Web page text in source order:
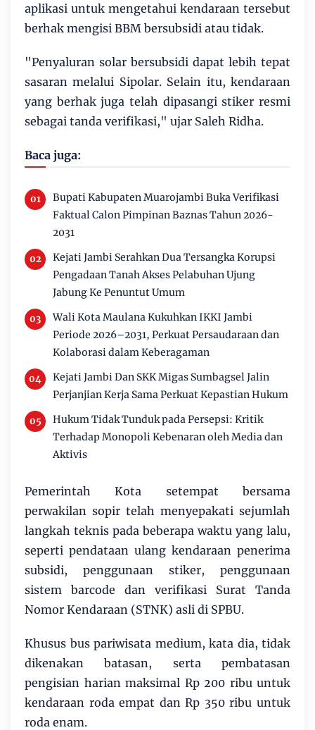
aplikasi untuk mengetahui kendaraan tersebut
berhak mengisi BBM bersubsidi atau tidak.
"Penyaluran solar bersubsidi dapat lebih tepat
sasaran melalui Sipolar. Selain itu, kendaraan
yang berhak juga telah dipasangi stiker resmi
sebagai tanda verifikasi," ujar Saleh Ridha.
Baca juga:
Bupati Kabupaten Muarojambi Buka Verifikasi
Faktual Calon Pimpinan Baznas Tahun 2026-
2031
Kejati Jambi Serahkan Dua Tersangka Korupsi
Pengadaan Tanah Akses Pelabuhan Ujung
Jabung Ke Penuntut Umum
Wali Kota Maulana Kukuhkan IKKI Jambi
Periode 2026–2031, Perkuat Persaudaraan dan
Kolaborasi dalam Keberagaman
Kejati Jambi Dan SKK Migas Sumbagsel Jalin
Perjanjian Kerja Sama Perkuat Kepastian Hukum
Hukum Tidak Tunduk pada Persepsi: Kritik
Terhadap Monopoli Kebenaran oleh Media dan
Aktivis
Pemerintah Kota setempat bersama
perwakilan sopir telah menyepakati sejumlah
langkah teknis pada beberapa waktu yang lalu,
seperti pendataan ulang kendaraan penerima
subsidi, penggunaan stiker, penggunaan
sistem barcode dan verifikasi Surat Tanda
Nomor Kendaraan (STNK) asli di SPBU.
Khusus bus pariwisata medium, kata dia, tidak
dikenakan batasan, serta pembatasan
pengisian harian maksimal Rp 200 ribu untuk
kendaraan roda empat dan Rp 350 ribu untuk
roda enam.